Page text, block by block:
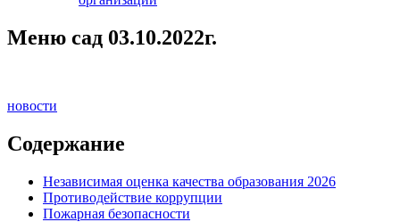
Меню сад 03.10.2022г.
новости
Содержание
Независимая оценка качества образования 2026
Противодействие коррупции
Пожарная безопасности